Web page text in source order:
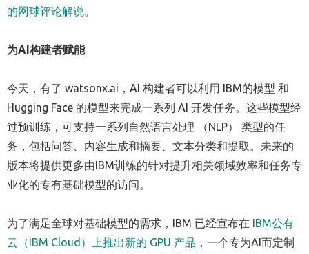
的网球评论解说。
为AI构建者赋能
今天，有了 watsonx.ai，AI 构建者可以利用 IBM的模型 和
Hugging Face 的模型来完成一系列 AI 开发任务。这些模型经
过预训练，可支持一系列自然语言处理 （NLP） 类型的任
务，包括问答、内容生成和摘要、文本分类和提取。未来的
版本将提供更多由IBM训练的针对提升相关领域效率和任务专
业化的专有基础模型的访问。
为了满足全球对基础模型的需求，IBM 已经宣布在 IBM公有
云（IBM Cloud）
上推出新的 GPU 产品 ，一个专为AI而定制